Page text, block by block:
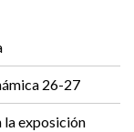
26-27
la exposición